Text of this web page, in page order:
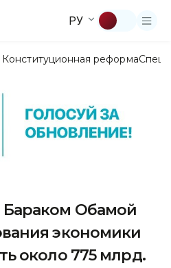
РУ
Конституционная реформа
Обамой
экономики
около 775 млрд.